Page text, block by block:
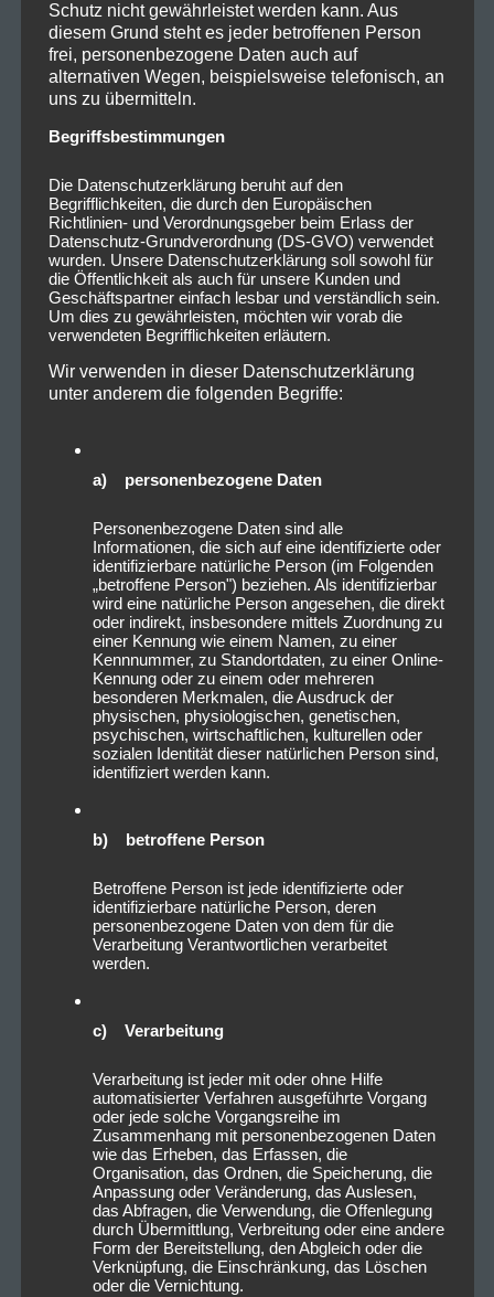
Bei ihrem leider vorletzten Lied „in Waves“ wurden
sie auf der Bühne unterstützt von Alex Dietz –
Gitarrist vonHeaven Shall Burn.
Insgesamt war ihre Setlist äußerst ausgeglichen und
fast aus jedem ihrer 10 Alben wurde ein Lied gespielt.
Heaven Shall Burnbetraten dann etwa 22 Uhr die
Bühne. Es war ein fulminanter Start mit einer roten
Konfetti Explosion. Bereits beim dritten Lied
Übermacht
damit die explosive Stimmung, die im Zenith
auch die entsprechende Stimmung erzeugt wurde,
indem im Hintergrund ein Flammenmeer auf den
Bildschirmen zu sehen war, zusätzlich regnete es
etwas Konfetti, das in dem Zusammenhang wirkte, als
würde es Asche regnen.
Schutz nicht gewährleistet werden kann. Aus
diesem Grund steht es jeder betroffenen Person
frei, personenbezogene Daten auch auf
alternativen Wegen, beispielsweise telefonisch, an
uns zu übermitteln.
Begriffsbestimmungen
Die Datenschutzerklärung beruht auf den
Begrifflichkeiten, die durch den Europäischen
Richtlinien- und Verordnungsgeber beim Erlass der
Datenschutz-Grundverordnung (DS-GVO) verwendet
wurden. Unsere Datenschutzerklärung soll sowohl für
die Öffentlichkeit als auch für unsere Kunden und
Geschäftspartner einfach lesbar und verständlich sein.
Um dies zu gewährleisten, möchten wir vorab die
verwendeten Begrifflichkeiten erläutern.
Wir verwenden in dieser Datenschutzerklärung
unter anderem die folgenden Begriffe:
a) personenbezogene Daten
Personenbezogene Daten sind alle
Informationen, die sich auf eine identifizierte oder
identifizierbare natürliche Person (im Folgenden
„betroffene Person") beziehen. Als identifizierbar
wird eine natürliche Person angesehen, die direkt
oder indirekt, insbesondere mittels Zuordnung zu
einer Kennung wie einem Namen, zu einer
Kennnummer, zu Standortdaten, zu einer Online-
Kennung oder zu einem oder mehreren
besonderen Merkmalen, die Ausdruck der
physischen, physiologischen, genetischen,
psychischen, wirtschaftlichen, kulturellen oder
sozialen Identität dieser natürlichen Person sind,
identifiziert werden kann.
b) betroffene Person
Betroffene Person ist jede identifizierte oder
identifizierbare natürliche Person, deren
personenbezogene Daten von dem für die
Verarbeitung Verantwortlichen verarbeitet
werden.
c) Verarbeitung
Verarbeitung ist jeder mit oder ohne Hilfe
automatisierter Verfahren ausgeführte Vorgang
oder jede solche Vorgangsreihe im
Zusammenhang mit personenbezogenen Daten
wie das Erheben, das Erfassen, die
Organisation, das Ordnen, die Speicherung, die
Anpassung oder Veränderung, das Auslesen,
das Abfragen, die Verwendung, die Offenlegung
durch Übermittlung, Verbreitung oder eine andere
Form der Bereitstellung, den Abgleich oder die
Verknüpfung, die Einschränkung, das Löschen
oder die Vernichtung.